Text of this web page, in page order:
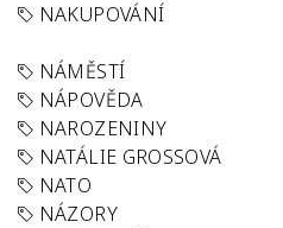
NAKUPOVÁNÍ
NÁMĚSTÍ
NÁPOVĚDA
NAROZENINY
NATÁLIE GROSSOVÁ
NATO
NÁZORY